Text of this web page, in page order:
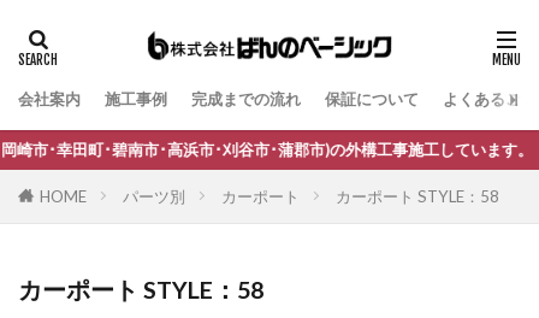
会社案内 施工事例 完成までの流れ 保証について よくあるご
谷市･蒲郡市)の外構工事施工しています。
HOME パーツ別 カーポート カーポート STYLE：58
カーポート STYLE：58
タグ
B-Life.s Bウッドスタイル
B-Life.s ジョグストーン
B-Life.s ロートアイアンサイン
Dea's Garden A-07
Dea'sGarden アルモ